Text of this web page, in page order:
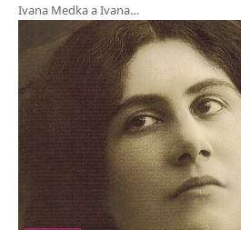
Ivana Medka a Ivana…